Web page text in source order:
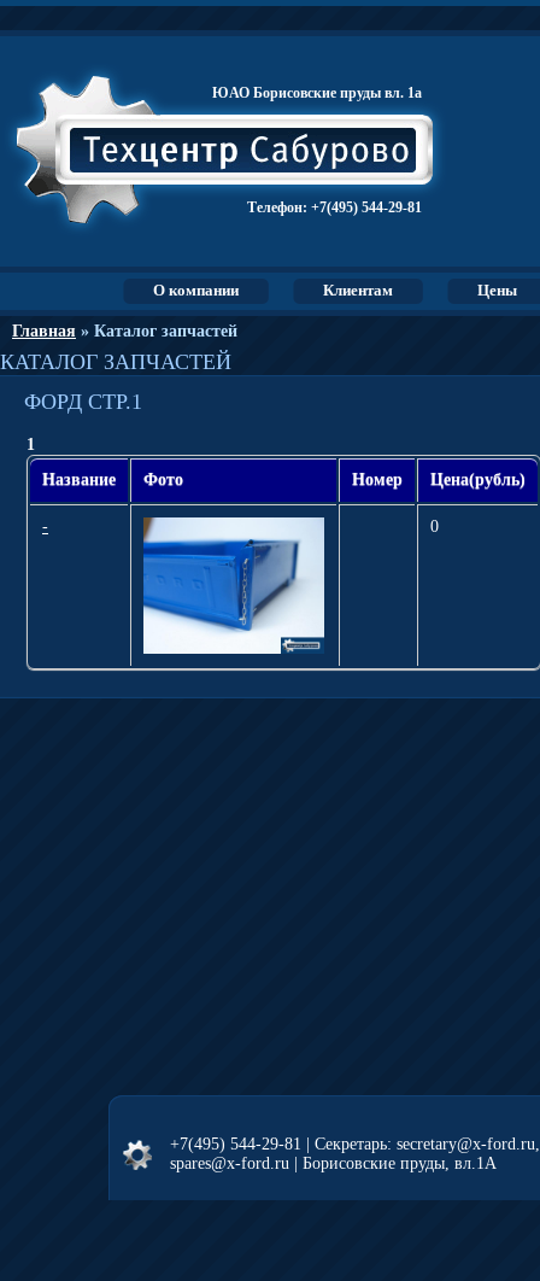
ЮАО Борисовские пруды вл. 1а
Телефон: +7(495) 544-29-81
О компании Клиентам Цены
Главная » Каталог запчастей
КАТАЛОГ ЗАПЧАСТЕЙ
ФОРД СТР.1
1
Название
Фото Номер Цена(рубль)
- 0
+7(495) 544-29-81 | Секретарь: secretary@x-
spares@x-ford.ru | Борисовские пруды, вл.1А